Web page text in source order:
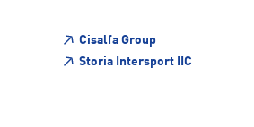
Cisalfa Group
Storia Intersport IIC